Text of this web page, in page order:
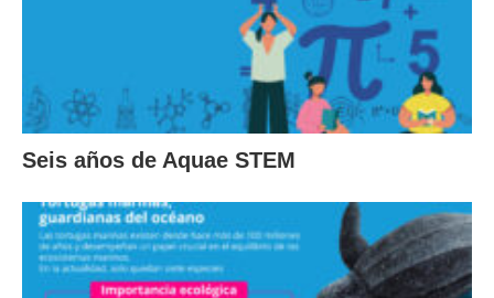
Seis años de Aquae STEM